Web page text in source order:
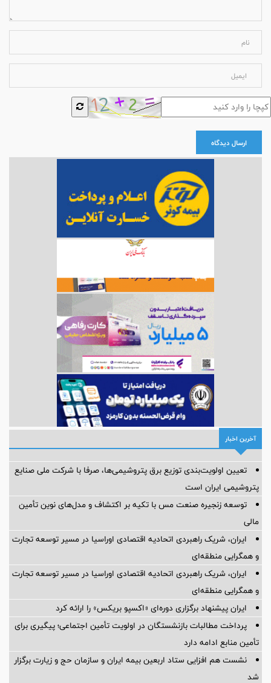
ارسال دیدگاه
آخرین اخبار
تعیین اولویت‌بندی توزیع برق پتروشیمی‌ها، صرفا با شرکت ملی صنایع
پتروشیمی ایران است
توسعه زنجیره صنعت مس با تکیه بر اکتشاف و مدل‌های نوین تأمین
مالی
ایران، شریک راهبردی اتحادیه اقتصادی اوراسیا در مسیر توسعه تجارت
و همگرایی منطقه‌ای
ایران، شریک راهبردی اتحادیه اقتصادی اوراسیا در مسیر توسعه تجارت
و همگرایی منطقه‌ای
ایران پیشنهاد برگزاری دوره‌ای «اکسپو بریکس» را ارائه کرد
پرداخت مطالبات بازنشستگان در اولویت تأمین اجتماعی؛ پیگیری برای
تأمین منابع ادامه دارد
نشست هم افزایی ستاد اربعین بیمه ایران و سازمان حج و زیارت برگزار
شد